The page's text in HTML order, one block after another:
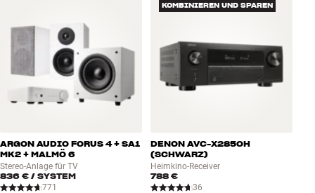
ARGON AUDIO FORUS 4 + SA1
MK2 + MALMÖ 6
Stereo-Anlage für TV
836 € / SYSTEM
771
KOMBINIEREN UND SPAREN
DENON AVC-X2850H
(SCHWARZ)
Heimkino-Receiver
788 €
36